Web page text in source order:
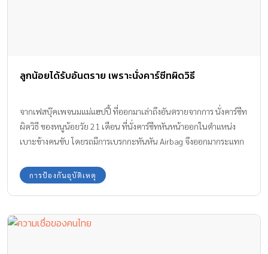
ลูกน้อยได้รับอันตราย เพราะนั่งคาร์ซีทผิดวิธี
จากเฟสบุ๊คเพจนมแม่แฮปปี้ ที่ออกมาเล่าถึงอันตรายจากการ นั่งคาร์ซีท
ผิดวิธี ของหนูน้อยวัย 21 เดือน ที่นั่งคาร์ซีทหันหน้าออกในตำแหน่ง
เบาะข้างคนขับ โดยรถมีการเบรกกะทันหัน Airbag จึงออกมากระแทก
การป้องกันอุบัติเหตุ